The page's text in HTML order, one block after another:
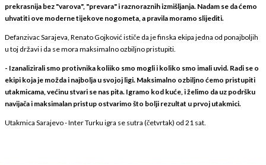
prekrasnija bez "varova", "prevara" i raznoraznih izmišljanja. Nadam se da ćemo
uhvatiti ove moderne tijekove nogometa, a pravila moramo slijediti.
Defanzivac Sarajeva, Renato Gojković ističe da je finska ekipa jedna od ponajboljih
u toj državi i da se mora maksimalno ozbiljno pristupiti.
- Izanalizirali smo protivnika koliiko smo mogli i koliko smo imali uvid. Radi se o
ekipi koja je možda i najbolja u svojoj ligi. Maksimalno ozbiljno ćemo pristupiti
utakmicama, većinu stvari se nas pita. Igramo kod kuće, i želimo da uz podršku
navijača i maksimalan pristup ostvarimo što bolji rezultat u prvoj utakmici.
Utakmica Sarajevo - Inter Turku igra se sutra (četvrtak) od 21 sat.